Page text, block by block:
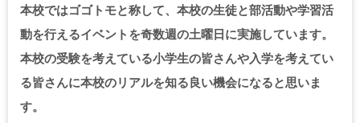
本校ではゴゴトモと称して、本校の生徒と部活動や学習活
動を行えるイベントを奇数週の土曜日に実施しています。
本校の受験を考えている小学生の皆さんや入学を考えてい
る皆さんに本校のリアルを知る良い機会になると思いま
す。